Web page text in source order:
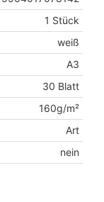
1 Stück
weiß
A3
30 Blatt
160g/m²
Art
nein